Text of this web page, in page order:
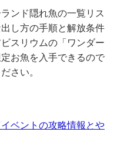
ンド隠れ魚の一覧リス
し方の手順と解放条件
スリウムの「ワンダー
お魚を入手できるので
さい。
ベントの攻略情報とや